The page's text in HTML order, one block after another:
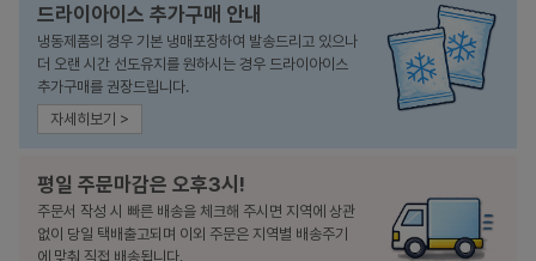
드라이아이스 추가구매 안내
냉동제품의 경우 기본 냉매포장하여 발송드리고 있으나
더 오랜 시간 선도유지를 원하시는 경우 드라이아이스
추가구매를 권장드립니다.
자세히보기 >
평일 주문마감은 오후3시!
주문서 작성 시 빠른 배송을 체크해 주시면 지역에 상관
없이 당일 택배출고되며 이외 주문은 지역별 배송주기
에 맞춰 직접 배송됩니다.